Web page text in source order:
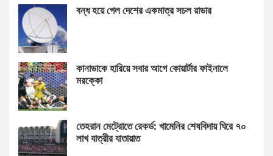
বন্ধ হয়ে গেল দেশের একমাত্র সচল রাডার
কানাডাকে হারিয়ে সবার আগে কোয়ার্টার ফাইনালে
মরক্কো
তেহরান মেট্রোতে রেকর্ড: খামেনির শেষবিদায় ঘিরে ৭০
লাখ যাত্রীর যাতায়াত